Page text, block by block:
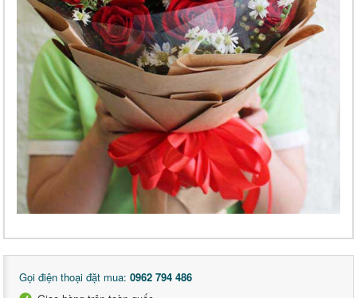
Gọi điện thoại đặt mua: 0962 794 486